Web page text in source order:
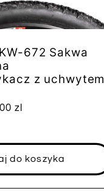
672 Sakwa
z uchwytem
zl
do koszyka